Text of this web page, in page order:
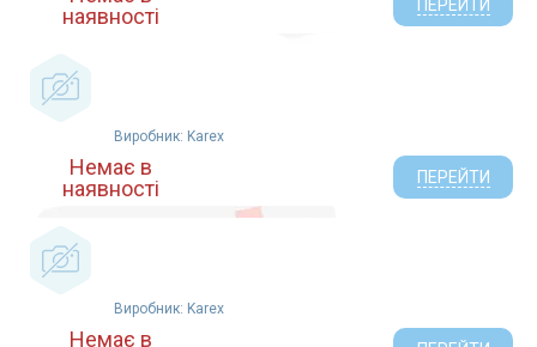
наявності
ПЕРЕЙТИ
Виробник: Karex
Немає в
наявності
ПЕРЕЙТИ
Виробник: Karex
Немає в